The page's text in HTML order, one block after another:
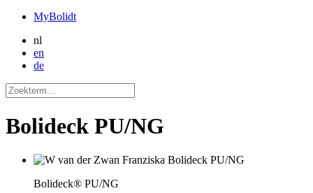
MyBolidt
nl
en
de
Bolideck PU/NG
Bolideck® PU/NG